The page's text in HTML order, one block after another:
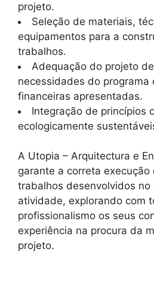
projeto.
Seleção de materiais,
equipamentos para a
trabalhos.
Adequação do projeto
necessidades do programa
financeiras apresentadas.
Integração de princípios
ecologicamente
A Utopia – Arquitectura e
garante a correta execução
trabalhos desenvolvidos no
atividade, explorando com
profissionalismo os seus
experiência na procura da
projeto.